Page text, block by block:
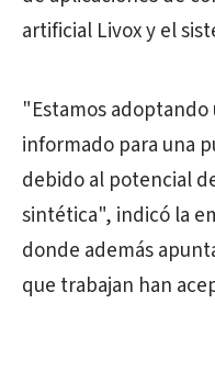
artificial Livox y el
"Estamos
informado para una
debido al potencial
sintética", indicó la
donde además
que trabajan han